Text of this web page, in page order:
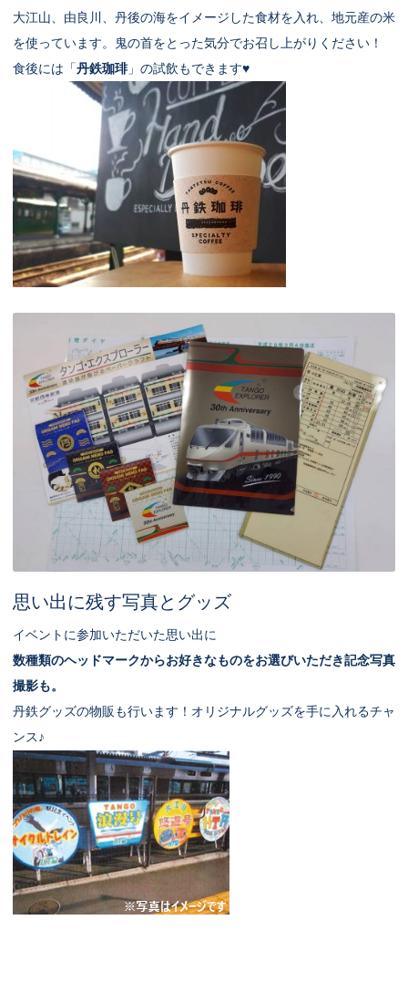
大江山、由良川、丹後の海をイメージした食材を入れ、地元産の米
を使っています。鬼の首をとった気分でお召し上がりください！
食後には「丹鉄珈琲 」の試飲もできます♥
思い出に残す写真とグッズ
イベントに参加いただいた思い出に
数種類のヘッドマークからお好きなものをお選びいただき記念写真
撮影も。
丹鉄グッズの物販も行います！オリジナルグッズを手に入れるチャ
ンス♪